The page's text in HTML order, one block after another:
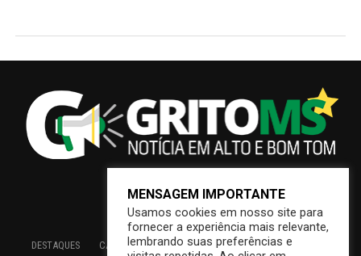
DESTAQUES CAMPO GRANDE BRASIL SAÚDE ECONOMIA
MENSAGEM IMPORTANTE
Usamos cookies em nosso site para
fornecer a experiência mais relevante,
lembrando suas preferências e